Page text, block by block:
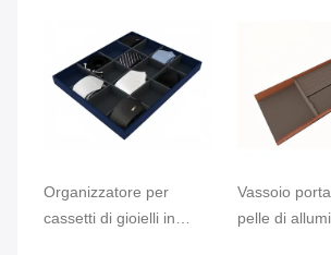
Organizzatore per
cassetti di gioielli in
Vassoio
pelle di